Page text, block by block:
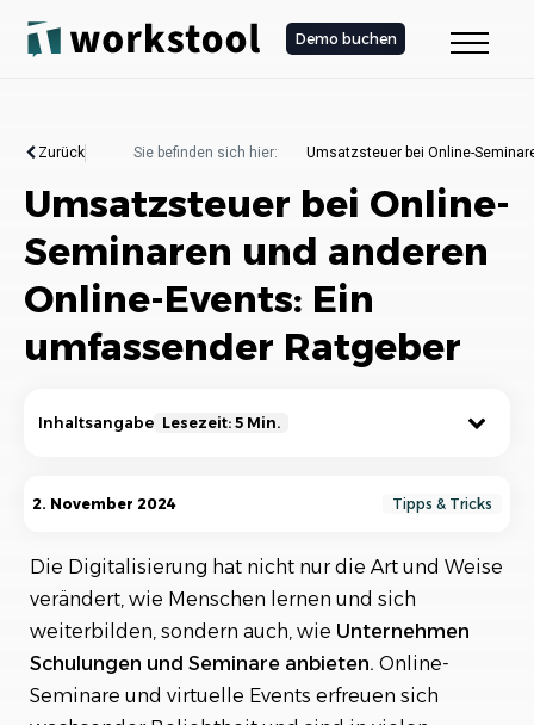
Demo buchen
Zurück Sie befinden sich hier: Umsatzsteuer bei Online-
Umsatzsteuer bei Online-
Seminaren und anderen
Online-Events: Ein
umfassender Ratgeber
Inhaltsangabe Lesezeit: 5 Min.
Was ist die Umsatzsteuerpflicht für Online-
Seminare und andere Online-Events?
Ort der Leistungserbringung und Steuerpflicht
Unterschiedliche Steuersätze und
Sonderregelungen
Praxisbeispiele zur Berechnung der
2. November 2024 Tipps & Tricks
Die Digitalisierung hat nicht nur die Art und Weise
verändert, wie Menschen lernen und sich
weiterbilden, sondern auch, wie Unternehmen
Schulungen und Seminare anbieten. Online-
Seminare und virtuelle Events erfreuen sich